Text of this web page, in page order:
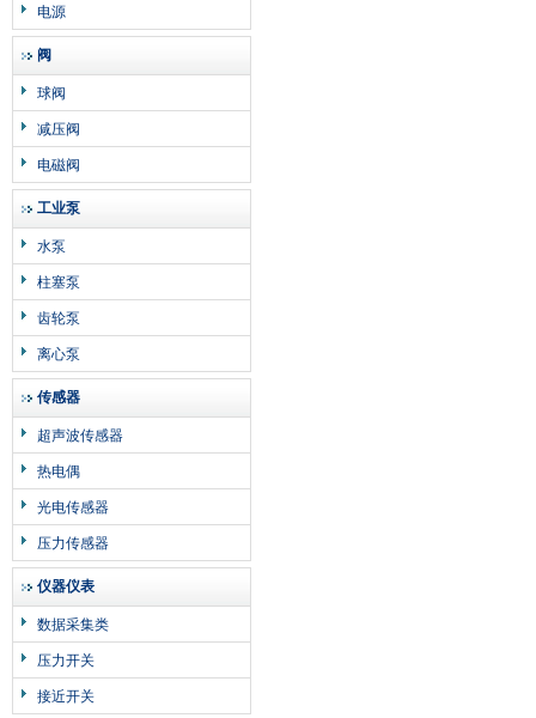
电源
阀
球阀
减压阀
电磁阀
工业泵
水泵
柱塞泵
齿轮泵
离心泵
传感器
超声波传感器
热电偶
光电传感器
压力传感器
仪器仪表
数据采集类
压力开关
接近开关